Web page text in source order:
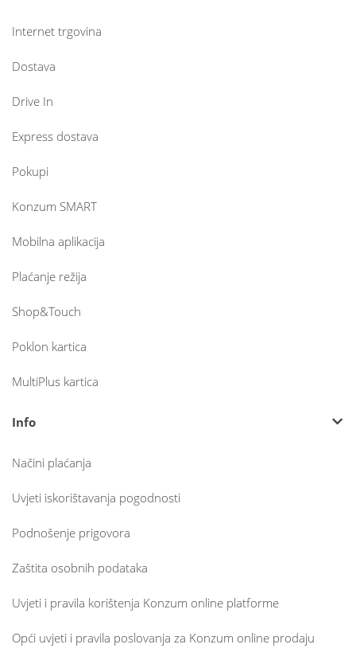
Internet trgovina
Dostava
Drive In
Express dostava
Pokupi
Konzum SMART
Mobilna aplikacija
Plaćanje režija
Shop&Touch
Poklon kartica
MultiPlus kartica
Info
Načini plaćanja
Uvjeti iskorištavanja pogodnosti
Podnošenje prigovora
Zaštita osobnih podataka
Uvjeti i pravila korištenja Konzum online platforme
Opći uvjeti i pravila poslovanja za Konzum online prodaju